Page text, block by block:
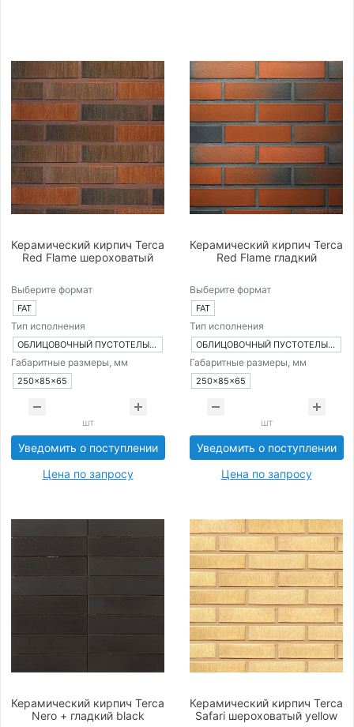
Керамический кирпич Terca
Red Flame шероховатый
Выберите формат
FAT
Тип исполнения
ОБЛИЦОВОЧНЫЙ ПУСТОТЕЛЫЙ КИРПИЧ
Габаритные размеры, мм
250×85×65
шт
Уведомить о поступлении
Цена по запросу
Керамический кирпич Terca
Red Flame гладкий
Выберите формат
FAT
Тип исполнения
ОБЛИЦОВОЧНЫЙ ПУСТОТЕЛЫЙ КИРПИЧ
Габаритные размеры, мм
250×85×65
шт
Уведомить о поступлении
Цена по запросу
Керамический кирпич Terca
Nero + гладкий black
Керамический кирпич Terca
Safari шероховатый yellow